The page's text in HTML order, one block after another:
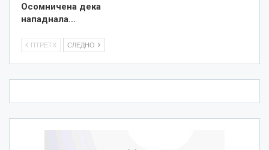
Осомничена дека
нападнала…
ПТРЕТХ СЛЕДНО